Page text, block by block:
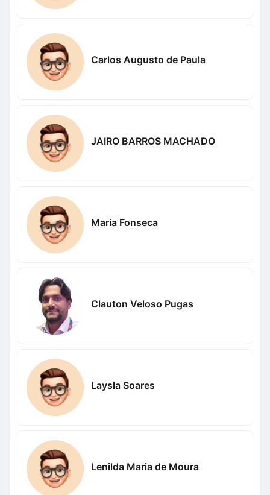
Carlos Augusto de Paula
JAIRO BARROS MACHADO
Maria Fonseca
Clauton Veloso Pugas
Laysla Soares
Lenilda Maria de Moura